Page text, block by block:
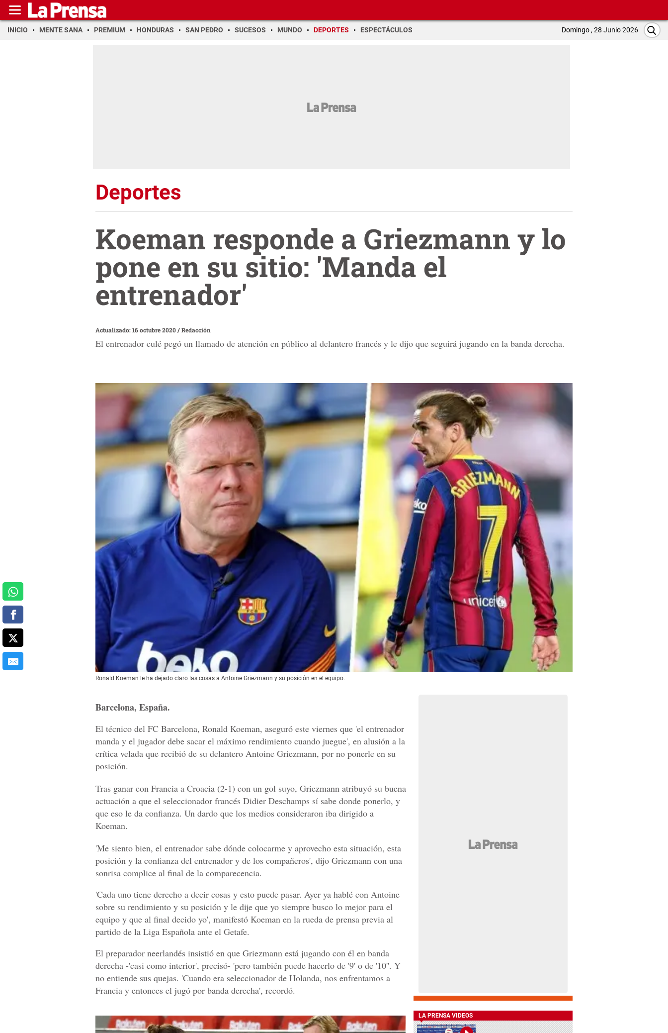
INICIO MENTE SANA PREMIUM HONDURAS SAN PEDRO SUCESOS MUNDO DEPORTES ESPECTÁCULOS Domingo , 28 Junio 2026
Deportes
Koeman responde a Griezmann y lo
pone en su sitio: 'Manda el
entrenador'
Actualizado: 16 octubre 2020/Redacción
El entrenador culé pegó un llamado de atención en público al delantero francés y le dijo que seguirá jugando en la banda derecha.
Ronald Koeman le ha dejado claro las cosas a Antoine Griezmann y su posición en el equipo.
Barcelona, España.
El técnico del FC Barcelona, Ronald Koeman, aseguró este viernes que 'el entrenador
manda y el jugador debe sacar el máximo rendimiento cuando juegue', en alusión a la
crítica velada que recibió de su delantero Antoine Griezmann, por no ponerle en su
posición.
Tras ganar con Francia a Croacia (2-1) con un gol suyo, Griezmann atribuyó su buena
actuación a que el seleccionador francés Didier Deschamps sí sabe donde ponerlo, y
que eso le da confianza. Un dardo que los medios consideraron iba dirigido a
Koeman.
'Me siento bien, el entrenador sabe dónde colocarme y aprovecho esta situación, esta
posición y la confianza del entrenador y de los compañeros', dijo Griezmann con una
sonrisa complice al final de la comparecencia.
'Cada uno tiene derecho a decir cosas y esto puede pasar. Ayer ya hablé con Antoine
sobre su rendimiento y su posición y le dije que yo siempre busco lo mejor para el
equipo y que al final decido yo', manifestó Koeman en la rueda de prensa previa al
partido de la Liga Española ante el Getafe.
El preparador neerlandés insistió en que Griezmann está jugando con él en banda
derecha -'casi como interior', precisó- 'pero también puede hacerlo de '9' o de '10''. Y
no entiende sus quejas. 'Cuando era seleccionador de Holanda, nos enfrentamos a
Francia y entonces el jugó por banda derecha', recordó.
LA PRENSA VIDEOS